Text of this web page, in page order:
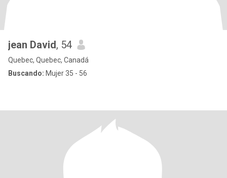
jean David, 54
Quebec, Quebec, Canadá
Buscando: Mujer 35 - 56